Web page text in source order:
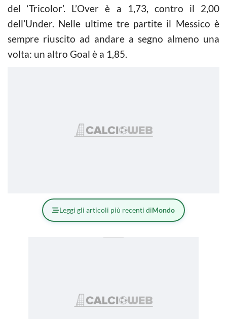
del ‘Tricolor’. L’Over è a 1,73, contro il 2,00
dell’Under. Nelle ultime tre partite il Messico è
sempre riuscito ad andare a segno almeno una
volta: un altro Goal è a 1,85.
Leggi gli articoli più recenti diMondo